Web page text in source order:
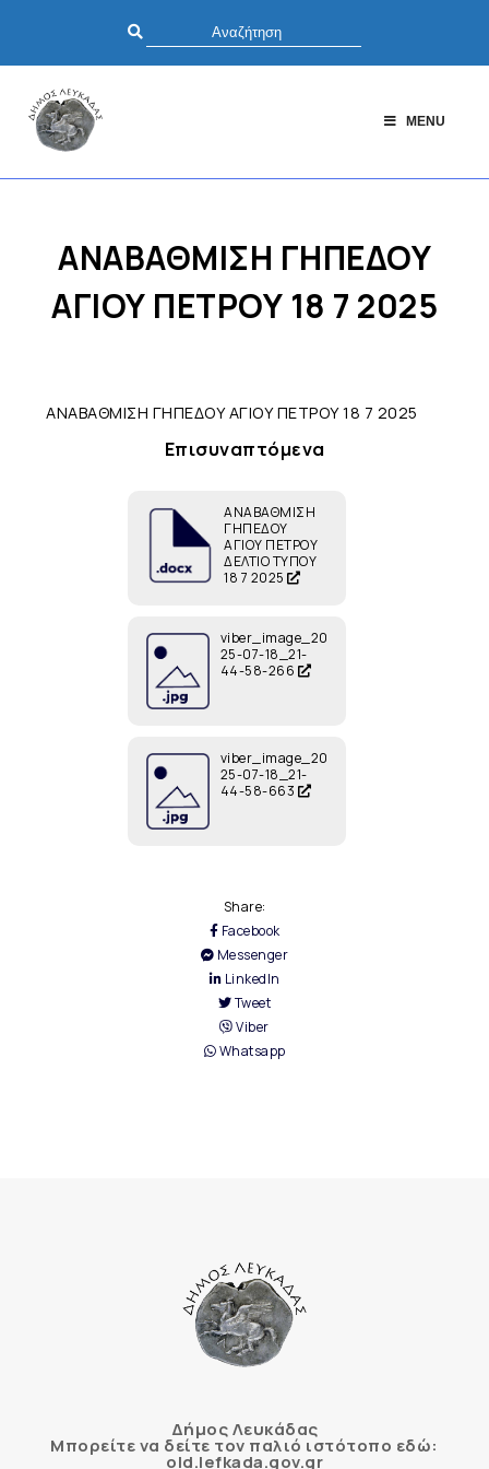
MENU
ΑΝΑΒΑΘΜΙΣΗ ΓΗΠΕΔΟΥ
ΑΓΙΟΥ ΠΕΤΡΟΥ 18 7 2025
ΑΝΑΒΑΘΜΙΣΗ ΓΗΠΕΔΟΥ ΑΓΙΟΥ ΠΕΤΡΟΥ 18 7 2025
Επισυναπτόμενα
ΑΝΑΒΑΘΜΙΣΗ
ΓΗΠΕΔΟΥ
ΑΓΙΟΥ ΠΕΤΡΟΥ
ΔΕΛΤΙΟ ΤΥΠΟΥ
18 7 2025
viber_image_20
25-07-18_21-
44-58-266
viber_image_20
25-07-18_21-
44-58-663
Share:
Facebook
Messenger
LinkedIn
Tweet
Viber
Whatsapp
Δήμος Λευκάδας
Μπορείτε να δείτε τον παλιό ιστότοπο εδώ:
old.lefkada.gov.gr